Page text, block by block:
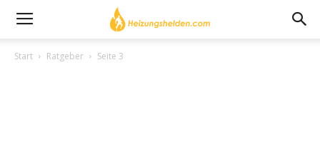
Start Ratgeber Seite 3